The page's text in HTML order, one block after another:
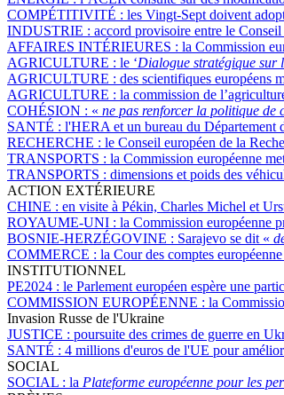
COMPÉTITIVITÉ : les Vingt-Sept doivent
INDUSTRIE : accord provisoire entre le
AFFAIRES INTÉRIEURES : la Commission
AGRICULTURE : le ‘Dialogue stratégique sur
AGRICULTURE : des scientifiques européens
AGRICULTURE : la commission de
COHÉSION : « ne pas renforcer la politique de
SANTÉ : l'HERA et un bureau du Département
RECHERCHE : le Conseil européen de la
TRANSPORTS : la Commission européenne
TRANSPORTS : dimensions et poids des
ACTION EXTÉRIEURE
CHINE : en visite à Pékin, Charles Michel et
ROYAUME-UNI : la Commission européenne
BOSNIE-HERZÉGOVINE : Sarajevo se dit «
COMMERCE : la Cour des comptes
INSTITUTIONNEL
PE2024 : le Parlement européen espère une
COMMISSION EUROPÉENNE : la
Invasion Russe de l'Ukraine
JUSTICE : poursuite des crimes de guerre en
SANTÉ : 4 millions d'euros de l'UE pour
SOCIAL
SOCIAL : la Plateforme européenne pour les